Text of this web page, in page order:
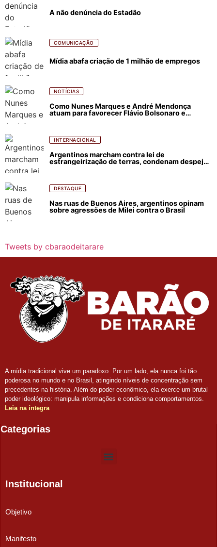
A não denúncia do Estadão
COMUNICAÇÃO
Mídia abafa criação de 1 milhão de empregos
NOTÍCIAS
Como Nunes Marques e André Mendonça
atuam para favorecer Flávio Bolsonaro e
INTERNACIONAL
Argentinos marcham contra lei de
estrangeirização de terras, condenam despejos
DESTAQUE
Nas ruas de Buenos Aires, argentinos opinam
sobre agressões de Milei contra o Brasil
Tweets by cbaraodeitarare
A mídia tradicional vive um paradoxo. Por um lado, ela nunca foi tão
poderosa no mundo e no Brasil, atingindo níveis de concentração sem
precedentes na história. Além do poder econômico, ela exerce um brutal
poder ideológico: manipula informações e condiciona comportamentos.
Leia na íntegra
Categorias
Institucional
Objetivo
Manifesto